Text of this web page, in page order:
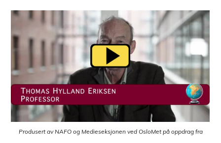
Produsert av NAFO og Medieseksjonen ved OsloMet på oppdrag fra